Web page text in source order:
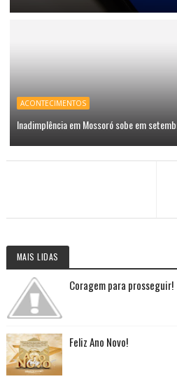
ACONTECIMENTOS
Inadimplência em Mossoró sobe em
MAIS LIDAS
Coragem para prosseguir!
Feliz Ano Novo!